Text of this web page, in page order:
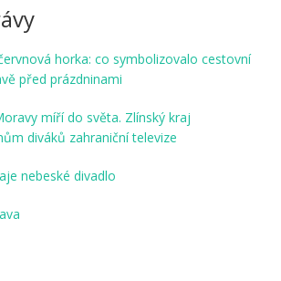
horka: co symbolizovalo cestovní
před prázdninami
míří do světa. Zlínský kraj
diváků zahraniční televize
nebeské divadlo